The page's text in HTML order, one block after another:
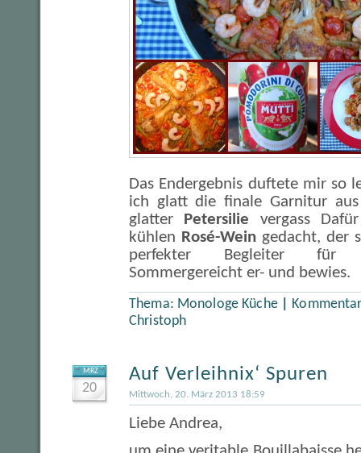
Das Endergebnis duftete mir so
ich glatt die finale Garnitur
glatter
Petersilie vergass
kühlen Rosé-Wein gedacht, der
perfekter Begleiter für
Sommergereicht er- und bewies.
Thema: Monologe Küche
Christoph
MRZ
20
Auf Verleihnix‘ Spuren
Mittwoch, 20. März 2013 18:59
Liebe Andrea,